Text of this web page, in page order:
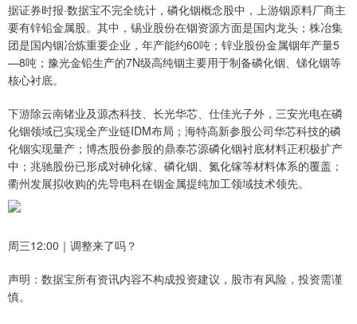
据证券时报·数据宝不完全统计，磷化铟概念股中，上游铟原料厂商主
要有锌铅金属股。其中，锡业股份在铟资源方面是国内龙头；株冶集
团是国内铟冶炼重要企业，年产能约60吨；锌业股份金属铟年产量5
—8吨；豫光金铅生产的7N级高纯铟主要用于制备磷化铟、锑化铟等
核心衬底。
下游除云南锗业及源杰科技、长光华芯、仕佳光子外，三安光电在磷
化铟领域已实现‌全产业链IDM布局‌；海特高新参股公司华芯科技的磷
化铟实现量产；博杰股份参股的鼎泰芯源磷化铟衬底材料正积极扩产
中；兆驰股份已形成对砷化镓、磷化铟、氮化镓等材料体系的覆盖；
衢州发展拟收购的先导电科在铟金属提纯加工领域技术领先。
周三12:00｜调整来了吗？
声明：数据宝所有资讯内容不构成投资建议，股市有风险，投资需谨
慎。